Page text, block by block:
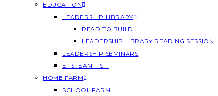
EDUCATION
LEADERSHIP LIBRARY
READ TO BUILD
LEADERSHIP LIBRARY READING SESSION
LEADERSHIP SEMINARS
E- STEAM – STI
HOME FARM
SCHOOL FARM